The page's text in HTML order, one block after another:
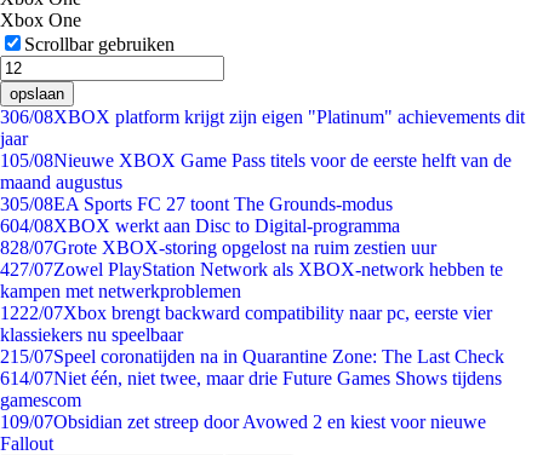
Xbox One
Scrollbar gebruiken
opslaan
306/08XBOX platform krijgt zijn eigen "Platinum" achievements dit
jaar
105/08Nieuwe XBOX Game Pass titels voor de eerste helft van de
maand augustus
305/08EA Sports FC 27 toont The Grounds-modus
604/08XBOX werkt aan Disc to Digital-programma
828/07Grote XBOX-storing opgelost na ruim zestien uur
427/07Zowel PlayStation Network als XBOX-network hebben te
kampen met netwerkproblemen
1222/07Xbox brengt backward compatibility naar pc, eerste vier
klassiekers nu speelbaar
215/07Speel coronatijden na in Quarantine Zone: The Last Check
614/07Niet één, niet twee, maar drie Future Games Shows tijdens
gamescom
109/07Obsidian zet streep door Avowed 2 en kiest voor nieuwe
Fallout